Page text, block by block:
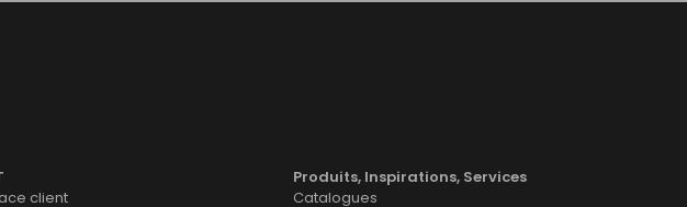
client
Produits, Inspirations, Services
Catalogues